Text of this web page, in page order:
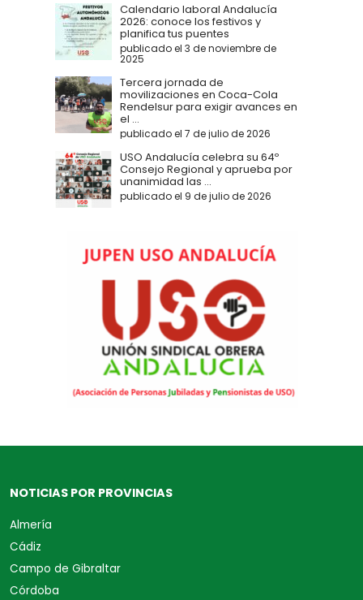
Calendario laboral Andalucía
2026: conoce los festivos y
planifica tus puentes
publicado el 3 de noviembre de
2025
Tercera jornada de
movilizaciones en Coca-Cola
Rendelsur para exigir avances en
el ...
publicado el 7 de julio de 2026
USO Andalucía celebra su 64º
Consejo Regional y aprueba por
unanimidad las ...
publicado el 9 de julio de 2026
NOTICIAS POR PROVINCIAS
Almería
Cádiz
Campo de Gibraltar
Córdoba